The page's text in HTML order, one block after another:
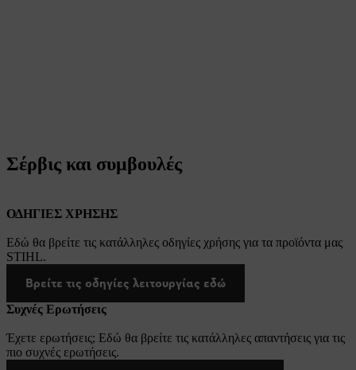
Σέρβις και συμβουλές
ΟΔΗΓΙΕΣ ΧΡΗΣΗΣ
Εδώ θα βρείτε τις κατάλληλες οδηγίες χρήσης για τα προϊόντα μας
STIHL.
Βρείτε τις οδηγίες λειτουργίας εδώ
Συχνές Ερωτήσεις
Έχετε ερωτήσεις; Εδώ θα βρείτε τις κατάλληλες απαντήσεις για τις
πιο συχνές ερωτήσεις.